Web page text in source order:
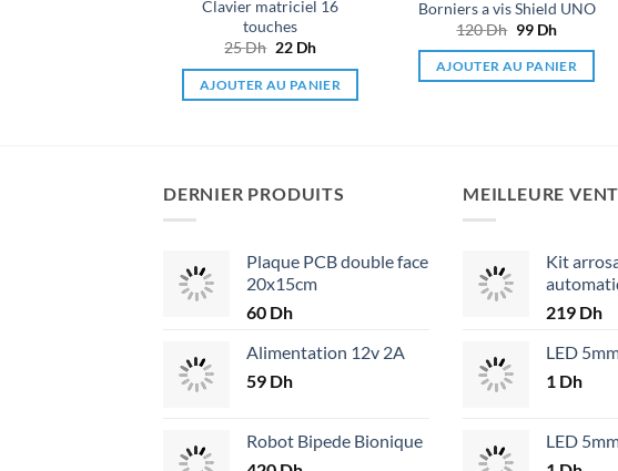
Clavier matriciel 16
touches
25Dh Le
initial
était :
22 DhLe
actuel
est :
AJOUTER AU PANIER
Borniers a vis Shield UNO
120Dh Le
initial
était :
99 DhLe
actuel
est :
AJOUTER AU PANIER
DERNIER PRODUITS
Plaque PCB double face
20x15cm
60 Dh
Alimentation 12v 2A
59 Dh
Robot Bipede Bionique
MEILLEURE
Kit
219 Dh
LED
1 Dh
LED